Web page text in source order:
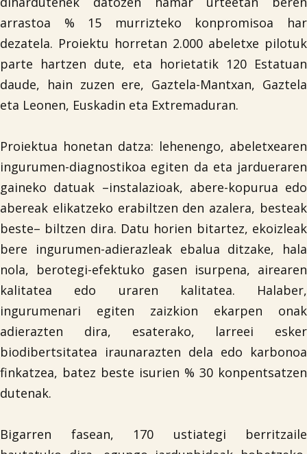
arrastoa % 15 murrizteko konpromisoa har
dezatela. Proiektu horretan 2.000 abeletxe pilotuk
parte hartzen dute, eta horietatik 120 Estatuan
daude, hain zuzen ere, Gaztela-Mantxan, Gaztela
eta Leonen, Euskadin eta Extremaduran.
Proiektua honetan datza: lehenengo, abeletxearen
ingurumen-diagnostikoa egiten da eta jardueraren
gaineko datuak –instalazioak, abere-kopurua edo
abereak elikatzeko erabiltzen den azalera, besteak
beste– biltzen dira. Datu horien bitartez, ekoizleak
bere ingurumen-adierazleak ebalua ditzake, hala
nola, berotegi-efektuko gasen isurpena, airearen
kalitatea edo uraren kalitatea. Halaber,
ingurumenari egiten zaizkion ekarpen onak
adierazten dira, esaterako, larreei esker
biodibertsitatea iraunarazten dela edo karbonoa
finkatzea, batez beste isurien % 30 konpentsatzen
dutenak.
Bigarren fasean, 170 ustiategi berritzaile